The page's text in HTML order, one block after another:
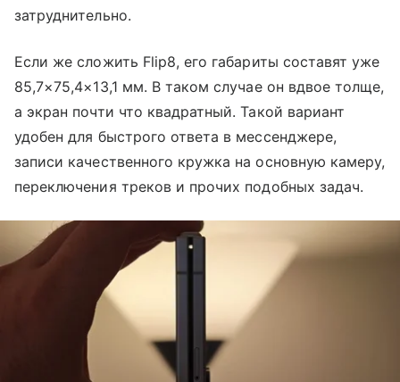
затруднительно.
Если же сложить Flip8, его габариты составят уже
85,7×75,4×13,1 мм. В таком случае он вдвое толще,
а экран почти что квадратный. Такой вариант
удобен для быстрого ответа в мессенджере,
записи качественного кружка на основную камеру,
переключения треков и прочих подобных задач.